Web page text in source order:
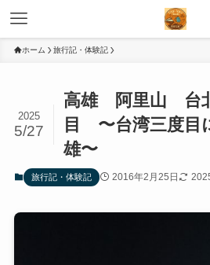
ホーム 旅行記・体験記
高雄 阿里山 台
目 〜台湾三度目
雄〜
2025
5/27
旅行記・体験記 2016年2月25日